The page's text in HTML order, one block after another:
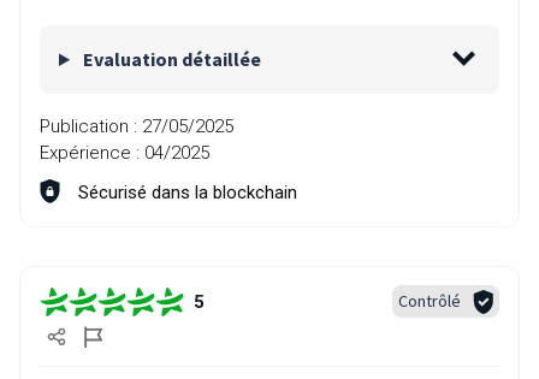
Evaluation détaillée
Publication : 27/05/2025
Expérience : 04/2025
Sécurisé dans la blockchain
5 Contrôlé